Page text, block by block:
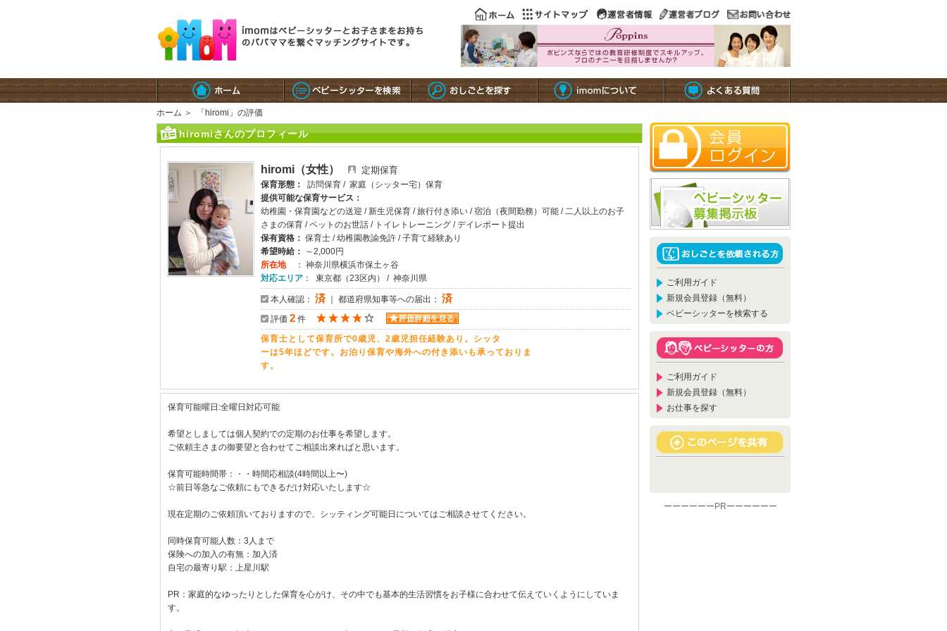
ホーム ＞ 「hiromi」の評価
hiromiさんのプロフィール
hiromi（女性） 定期保育
保育形態：
訪問保育 / 家庭（シッター宅）保育
提供可能な保育サービス：
幼稚園・保育園などの送迎 / 新生児保育 / 旅行付き添い / 宿泊（夜間勤務）可能 / 二人以上のお子
さまの保育 / ペットのお世話 / トイレトレーニング / デイレポート提出
保有資格： 保育士 / 幼稚園教諭免許 / 子育て経験あり
希望時給：
～2,000円
所在地
： 神奈川県横浜市保土ヶ谷
対応エリア ： 東京都（23区内） / 神奈川県
本人確認： 済｜ 都道府県知事等への届出： 済
評価 2 件
保育士として保育所で0歳児、2歳児担任経験あり。シッタ
ーは5年ほどです。お泊り保育や海外への付き添いも承っておりま
す。
保育可能曜日:全曜日対応可能
希望としましては個人契約での定期のお仕事を希望します。
ご依頼主さまの御要望と合わせてご相談出来ればと思います。
保育可能時間帯：・・時間応相談(4時間以上〜)
☆前日等急なご依頼にもできるだけ対応いたします☆
現在定期のご依頼頂いておりますので、シッティング可能日についてはご相談させてください。
同時保育可能人数：3人まで
保険への加入の有無：加入済
自宅の最寄り駅：上星川駅
PR：家庭的なゆったりとした保育を心がけ、その中でも基本的生活習慣をお子様に合わせて伝えていくようにしていま
す。
ご利用ガイド
新規会員登録（無料）
ベビーシッターを検索する
ご利用ガイド
新規会員登録（無料）
お仕事を探す
ーーーーーーPRーーーーーー